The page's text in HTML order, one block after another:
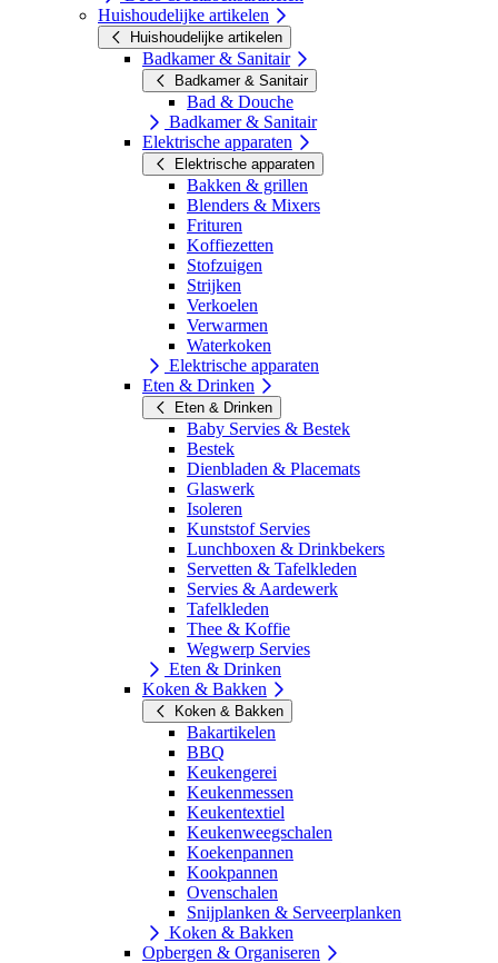
Huishoudelijke artikelen
Huishoudelijke artikelen
Badkamer & Sanitair
Badkamer & Sanitair
Bad & Douche
Badkamer & Sanitair
Elektrische apparaten
Elektrische apparaten
Bakken & grillen
Blenders & Mixers
Frituren
Koffiezetten
Stofzuigen
Strijken
Verkoelen
Verwarmen
Waterkoken
Elektrische apparaten
Eten & Drinken
Eten & Drinken
Baby Servies & Bestek
Bestek
Dienbladen & Placemats
Glaswerk
Isoleren
Kunststof Servies
Lunchboxen & Drinkbekers
Servetten & Tafelkleden
Servies & Aardewerk
Tafelkleden
Thee & Koffie
Wegwerp Servies
Eten & Drinken
Koken & Bakken
Koken & Bakken
Bakartikelen
BBQ
Keukengerei
Keukenmessen
Keukentextiel
Keukenweegschalen
Koekenpannen
Kookpannen
Ovenschalen
Snijplanken & Serveerplanken
Koken & Bakken
Opbergen & Organiseren